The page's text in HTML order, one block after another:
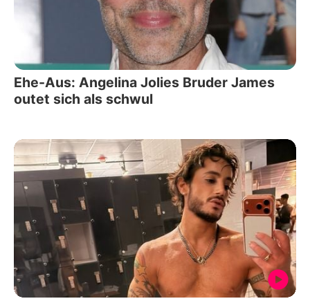
Ehe-Aus: Angelina Jolies Bruder James
outet sich als schwul